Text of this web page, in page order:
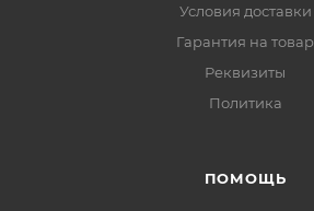
Условия доставки
Гарантия на товар
Реквизиты
Политика
ПОМОЩЬ